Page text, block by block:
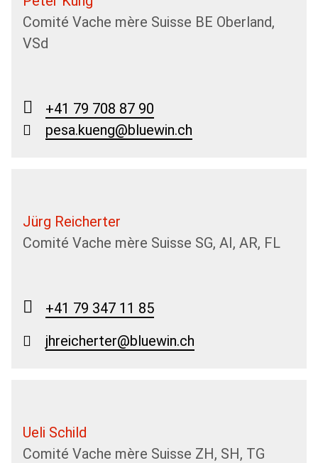
Comité Vache mère Suisse BE Oberland,
VSd
+41 79 708 87 90
pesa.kueng@bluewin.ch
Jürg Reicherter
Comité Vache mère Suisse SG, AI, AR, FL
+41 79 347 11 85
jhreicherter@bluewin.ch
Ueli Schild
Comité Vache mère Suisse ZH, SH, TG